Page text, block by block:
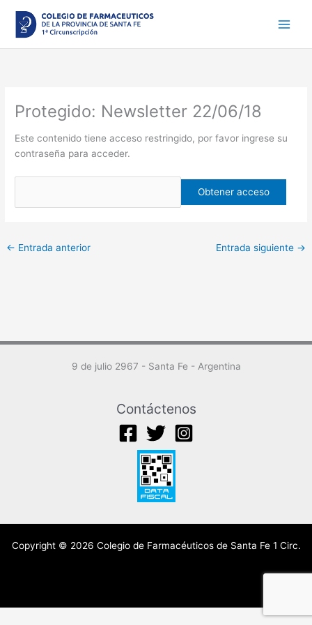
contenido
Protegido: Newsletter 22/06/18
Este contenido tiene acceso restringido, por favor ingrese su
contraseña para acceder.
← Entrada anterior Entrada siguiente →
9 de julio 2967 - Santa Fe - Argentina
Contáctenos
Copyright © 2026 Colegio de Farmacéuticos de Santa Fe 1 Circ.